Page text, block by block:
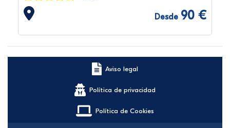
Desde 90 €
Aviso legal
Política de privacidad
Política de Cookies